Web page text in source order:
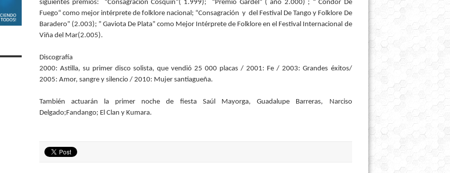
siguientes premios: “Consagración Cosquin”( 1.999); “Premio Gardel” ( año 2.000) ; “ Cóndor De
Fuego“ como mejor intérprete de folklore nacional; “Consagración y del Festival De Tango y Folklore De
Baradero” (2.003); ” Gaviota De Plata” como Mejor Intérprete de Folklore en el Festival Internacional de
Viña del Mar(2.005).
Discografía
2000: Astilla, su primer disco solista, que vendió 25 000 placas / 2001: Fe / 2003: Grandes éxitos/
2005: Amor, sangre y silencio / 2010: Mujer santiagueña.
También actuarán la primer noche de fiesta Saúl Mayorga, Guadalupe Barreras, Narciso
Delgado;Fandango; El Clan y Kumara.